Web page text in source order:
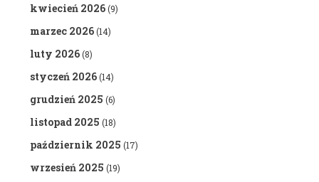
kwiecień 2026(9)
marzec 2026(14)
luty 2026(8)
styczeń 2026(14)
grudzień 2025 (6)
listopad 2025 (18)
październik 2025 (17)
wrzesień 2025 (19)